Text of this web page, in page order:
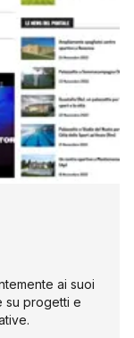
ai suoi
su progetti e